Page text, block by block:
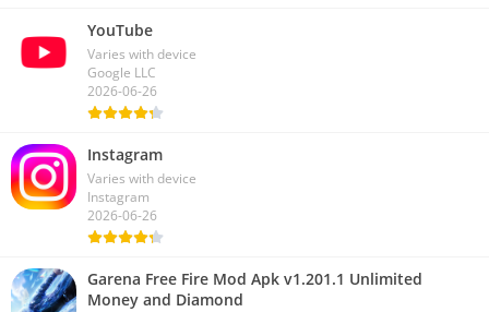
YouTube
Varies with device
Google LLC
2026-06-26
Instagram
Varies with device
Instagram
2026-06-26
Garena Free Fire Mod Apk v1.201.1 Unlimited
Money and Diamond